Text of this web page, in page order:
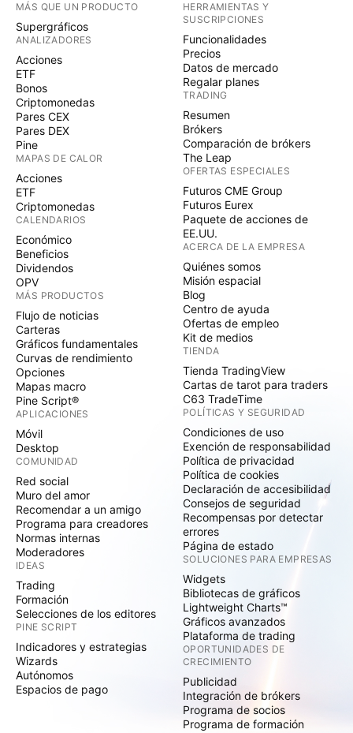
MÁS QUE UN PRODUCTO
Supergráficos
ANALIZADORES
Acciones
ETF
Bonos
Criptomonedas
Pares CEX
Pares DEX
Pine
MAPAS DE CALOR
Acciones
ETF
Criptomonedas
CALENDARIOS
Económico
Beneficios
Dividendos
OPV
MÁS PRODUCTOS
Flujo de noticias
Carteras
Gráficos fundamentales
Curvas de rendimiento
Opciones
Mapas macro
Pine Script®
APLICACIONES
Móvil
Desktop
COMUNIDAD
Red social
Muro del amor
Recomendar a un amigo
Programa para creadores
Normas internas
Moderadores
IDEAS
Trading
Formación
Selecciones de los editores
PINE SCRIPT
Indicadores y estrategias
Wizards
Autónomos
Espacios de pago
HERRAMIENTAS Y
SUSCRIPCIONES
Funcionalidades
Precios
Datos de mercado
Regalar planes
TRADING
Resumen
Brókers
Comparación de brókers
The Leap
OFERTAS ESPECIALES
Futuros CME Group
Futuros Eurex
Paquete de acciones de
EE.UU.
ACERCA DE LA EMPRESA
Quiénes somos
Misión espacial
Blog
Centro de ayuda
Ofertas de empleo
Kit de medios
TIENDA
Tienda TradingView
Cartas de tarot para traders
C63 TradeTime
POLÍTICAS Y SEGURIDAD
Condiciones de uso
Exención de responsabilidad
Política de privacidad
Política de cookies
Declaración de accesibilidad
Consejos de seguridad
Recompensas por detectar
errores
Página de estado
SOLUCIONES PARA EMPRESAS
Widgets
Bibliotecas de gráficos
Lightweight Charts™
Gráficos avanzados
Plataforma de trading
OPORTUNIDADES DE
CRECIMIENTO
Publicidad
Integración de brókers
Programa de socios
Programa de formación